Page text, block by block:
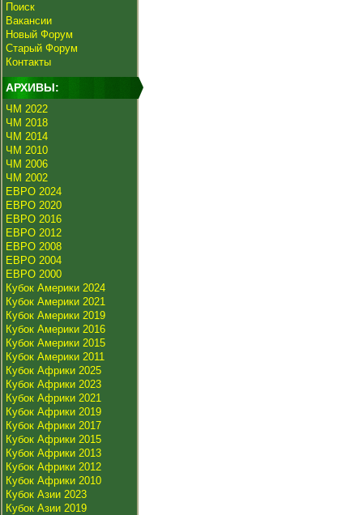
Поиск
Вакансии
Новый Форум
Старый Форум
Контакты
АРХИВЫ:
ЧМ 2022
ЧМ 2018
ЧМ 2014
ЧМ 2010
ЧМ 2006
ЧМ 2002
ЕВРО 2024
ЕВРО 2020
ЕВРО 2016
ЕВРО 2012
ЕВРО 2008
ЕВРО 2004
ЕВРО 2000
Кубок Америки 2024
Кубок Америки 2021
Кубок Америки 2019
Кубок Америки 2016
Кубок Америки 2015
Кубок Америки 2011
Кубок Африки 2025
Кубок Африки 2023
Кубок Африки 2021
Кубок Африки 2019
Кубок Африки 2017
Кубок Африки 2015
Кубок Африки 2013
Кубок Африки 2012
Кубок Африки 2010
Кубок Азии 2023
Кубок Азии 2019